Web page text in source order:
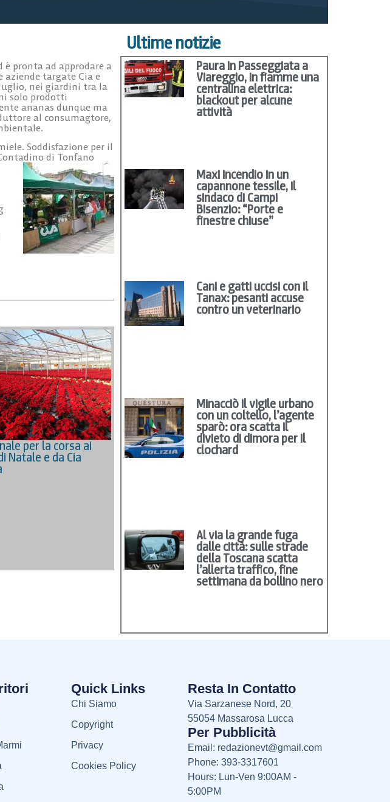
pronta ad approdare a
targate Cia e
nei giardini tra la
solo prodotti
ananas dunque ma
al consumagtore,
Soddisfazione per il
di Tonfano
per la corsa ai
Natale e da Cia
Ultime notizie
Paura in Passeggiata a
Viareggio, in fiamme una
centralina elettrica:
blackout per alcune
attività
Maxi incendio in un
capannone tessile, il
sindaco di Campi
Bisenzio: “Porte e
finestre chiuse”
Cani e gatti uccisi con il
Tanax: pesanti accuse
contro un veterinario
Minacciò il vigile urbano
con un coltello, l’agente
sparò: ora scatta il
divieto di dimora per il
clochard
Al via la grande fuga
dalle città: sulle strade
della Toscana scatta
l’allerta traffico, fine
settimana da bollino nero
Quick Links
Chi Siamo
Copyright
Privacy
Cookies Policy
Resta In Contatto
Via Sarzanese Nord, 20
55054 Massarosa Lucca
Per Pubblicità
Email: redazionevt@gmail.com
Phone: 393-3317601
Hours: Lun-Ven 9:00AM -
5:00PM